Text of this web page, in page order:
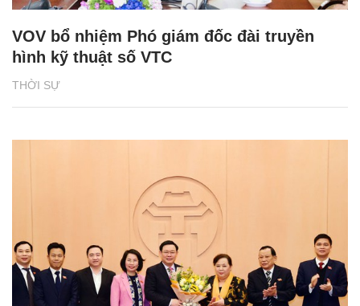
THỜI SỰ
VOV bổ nhiệm Phó giám đốc đài truyền
hình kỹ thuật số VTC